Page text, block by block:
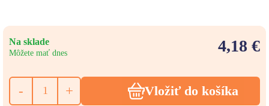
Na sklade
Môžete mať dnes 4,18 €
- + Vložiť do košíka